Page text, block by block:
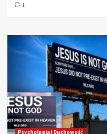
1
Psychologia i Duchowość